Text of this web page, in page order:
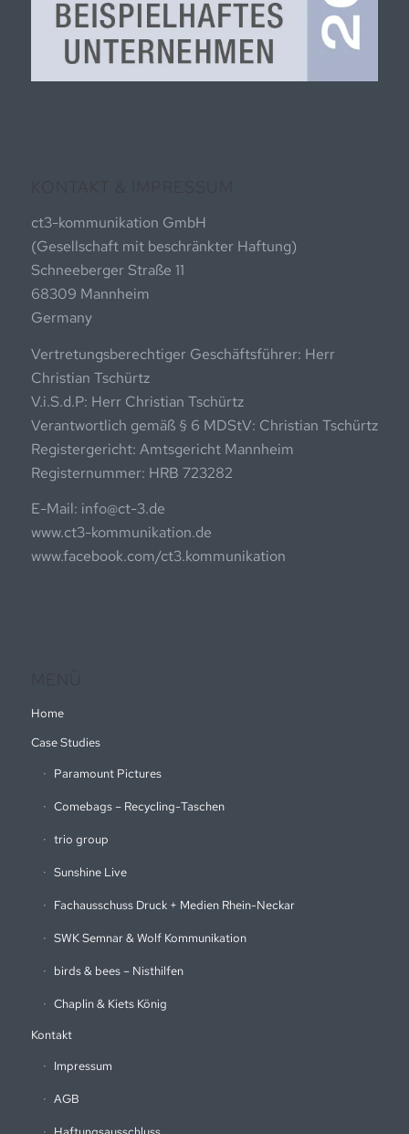
KONTAKT & IMPRESSUM
ct3-kommunikation GmbH
(Gesellschaft mit beschränkter Haftung)
Schneeberger Straße 11
68309 Mannheim
Germany
Vertretungsberechtiger Geschäftsführer: Herr
Christian Tschürtz
V.i.S.d.P: Herr Christian Tschürtz
Verantwortlich gemäß § 6 MDStV: Christian Tschürtz
Registergericht: Amtsgericht Mannheim
Registernummer: HRB 723282
E-Mail: info@ct-3.de
www.ct3-kommunikation.de
www.facebook.com/ct3.kommunikation
MENÜ
Home
Case Studies
Paramount Pictures
Comebags – Recycling-Taschen
trio group
Sunshine Live
Fachausschuss Druck + Medien Rhein-Neckar
SWK Semnar & Wolf Kommunikation
birds & bees – Nisthilfen
Chaplin & Kiets König
Kontakt
Impressum
AGB